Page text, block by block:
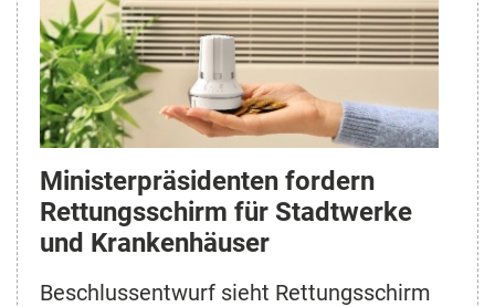
Ministerpräsidenten fordern
Rettungsschirm für Stadtwerke
und Krankenhäuser
Beschlussentwurf sieht Rettungsschirm